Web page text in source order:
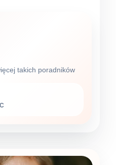
takich poradników